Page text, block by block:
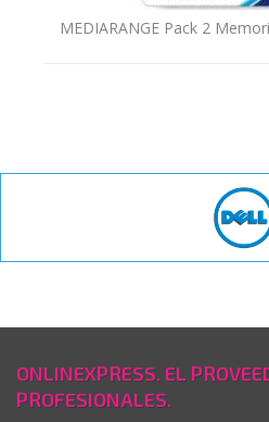
MEDIARANGE Pack 2
ONLINEXPRESS. EL
PROFESIONALES.